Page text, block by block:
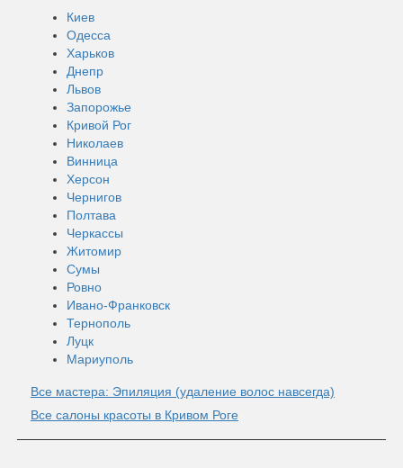
Киев
Одесса
Харьков
Днепр
Львов
Запорожье
Кривой Рог
Николаев
Винница
Херсон
Чернигов
Полтава
Черкассы
Житомир
Сумы
Ровно
Ивано-Франковск
Тернополь
Луцк
Мариуполь
Все мастера: Эпиляция (удаление волос навсегда)
Все салоны красоты в Кривом Роге